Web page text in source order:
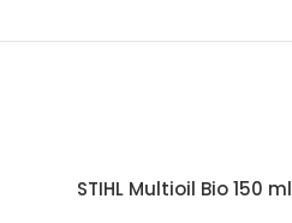
STIHL Multioil Bio 150 ml